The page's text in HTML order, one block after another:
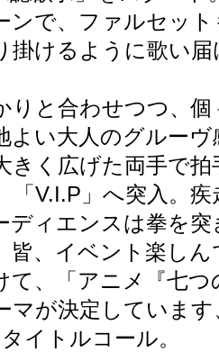
ンで、ファルセッ
掛けるように歌い
りと合わせつつ、個
よい大人のグルー
きく広げた両手で
「V.I.P」へ突入。
ディエンスは拳を突
皆、イベント楽しん
て、「アニメ『七つ
マが決定していま
イトルコール。